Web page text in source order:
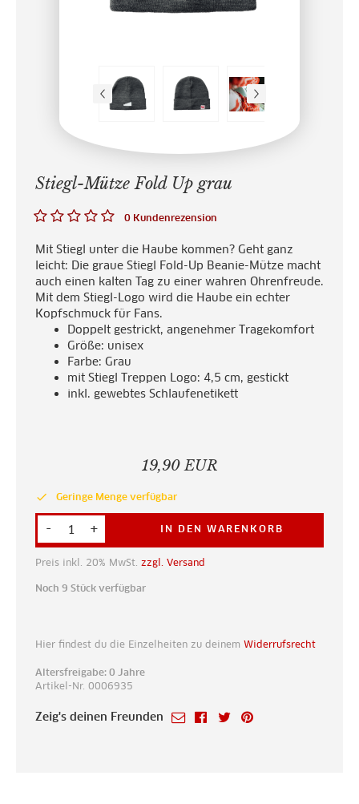
Stiegl-Mütze Fold Up grau
0 Kundenrezension
Mit Stiegl unter die Haube kommen? Geht ganz
leicht: Die graue Stiegl Fold-Up Beanie-Mütze macht
auch einen kalten Tag zu einer wahren Ohrenfreude.
Mit dem Stiegl-Logo wird die Haube ein echter
Kopfschmuck für Fans.
Doppelt gestrickt, angenehmer Tragekomfort
Größe: unisex
Farbe: Grau
mit Stiegl Treppen Logo: 4,5 cm, gestickt
inkl. gewebtes Schlaufenetikett
19,90 EUR
done Geringe Menge verfügbar
- + IN DEN WARENKORB
Preis inkl. 20% MwSt. zzgl. Versand
Noch 9 Stück verfügbar
Hier findest du die Einzelheiten zu deinem Widerrufsrecht
Altersfreigabe: 0 Jahre
Artikel-Nr. 0006935
Zeig's deinen Freunden